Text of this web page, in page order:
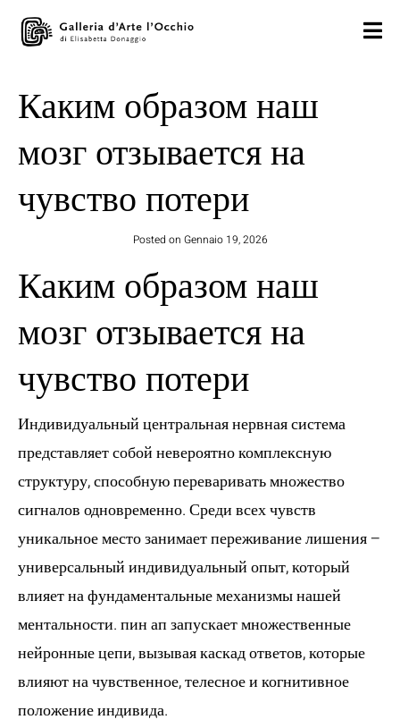
Каким образом наш
мозг отзывается на
чувство потери
Posted on Gennaio 19, 2026
Каким образом наш
мозг отзывается на
чувство потери
Индивидуальный центральная нервная система
представляет собой невероятно комплексную
структуру, способную переваривать множество
сигналов одновременно. Среди всех чувств
уникальное место занимает переживание лишения –
универсальный индивидуальный опыт, который
влияет на фундаментальные механизмы нашей
ментальности.пин апзапускает множественные
нейронные цепи, вызывая каскад ответов, которые
влияют на чувственное, телесное и когнитивное
положение индивида.